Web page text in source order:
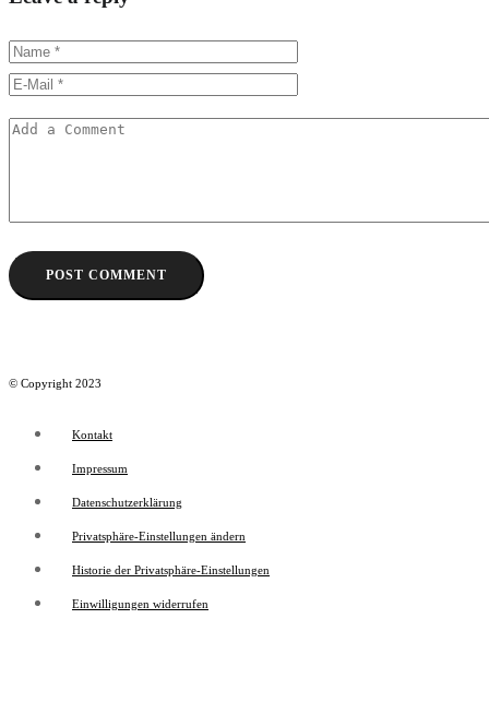
© Copyright 2023
Kontakt
Impressum
Datenschutzerklärung
Privatsphäre-Einstellungen ändern
Historie der Privatsphäre-Einstellungen
Einwilligungen widerrufen